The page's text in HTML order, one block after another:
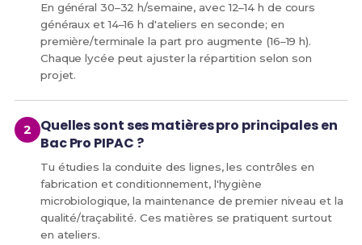
En général 30–32 h/semaine, avec 12–14 h de cours
généraux et 14–16 h d'ateliers en seconde; en
première/terminale la part pro augmente (16–19 h).
Chaque lycée peut ajuster la répartition selon son
projet.
Quelles sont ses matières pro principales en
Bac Pro PIPAC ?
Tu étudies la conduite des lignes, les contrôles en
fabrication et conditionnement, l'hygiène
microbiologique, la maintenance de premier niveau et la
qualité/traçabilité. Ces matières se pratiquent surtout
en ateliers.